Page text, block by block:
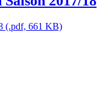
(.pdf, 661 KB)